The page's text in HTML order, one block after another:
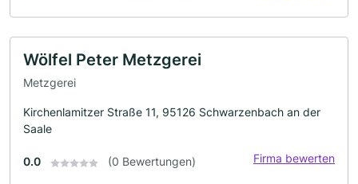
Wölfel Peter Metzgerei
Metzgerei
Kirchenlamitzer Straße 11, 95126 Schwarzenbach an der
Saale
0.0 (0 Bewertungen) Firma bewerten